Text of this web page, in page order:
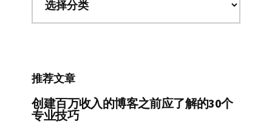
分
推荐文章
创建百万收入的博客之前应了解的30个
专业技巧